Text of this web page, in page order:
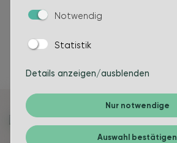
Notwendig
Statistik
Details anzeigen/ausblenden
Nur notwendige
Auswahl bestätigen